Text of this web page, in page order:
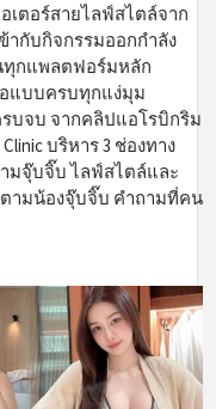
เตอร์สายไลฟ์สไตล์จาก
ากับกิจกรรมออกกำลัง
ทุกแพลตฟอร์มหลัก
แบบครบทุกแง่มุม
บจบ จากคลิปแอโรบิกริม
บริหาร 3 ช่องทาง
มจุ๊บจิ๊บ ไลฟ์สไตล์และ
ามน้องจุ๊บจิ๊บ คำถามที่คน